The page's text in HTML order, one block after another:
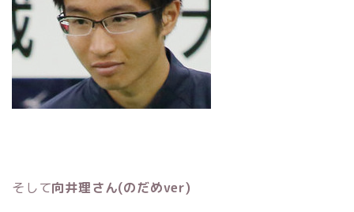
そして向井理さん(のだめver)